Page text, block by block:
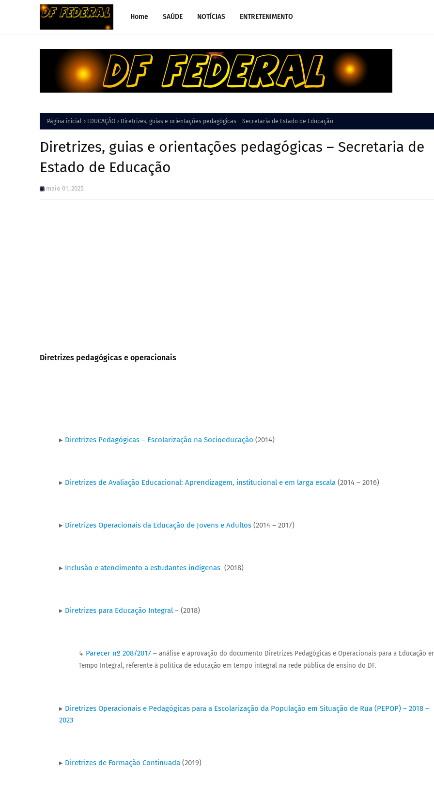
Home SAÚDE NOTÍCIAS ENTRETENIMENTO
Página inicial EDUCAÇÃO Diretrizes, guias e orientações pedagógicas – Secretaria de Estado de Educação
Diretrizes, guias e orientações pedagógicas – Secretaria de
Estado de Educação
maio 01, 2025
Diretrizes pedagógicas e operacionais
▸ Diretrizes Pedagógicas – Escolarização na Socioeducação (2014)
▸ Diretrizes de Avaliação Educacional: Aprendizagem, institucional e em larga escala (2014 – 2016)
▸ Diretrizes Operacionais da Educação de Jovens e Adultos (2014 – 2017)
▸ Inclusão e atendimento a estudantes indígenas (2018)
▸ Diretrizes para Educação Integral – (2018)
↳ Parecer nº 208/2017 – análise e aprovação do documento Diretrizes Pedagógicas e Operacionais para a Educação
Tempo Integral, referente à política de educação em tempo integral na rede pública de ensino do DF.
▸ Diretrizes Operacionais e Pedagógicas para a Escolarização da População em Situação de Rua (PEPOP) – 2018 –
2023
▸ Diretrizes de Formação Continuada (2019)